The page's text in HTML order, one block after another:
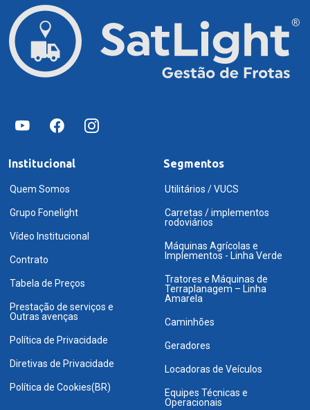
Institucional
Quem Somos
Grupo Fonelight
Vídeo Institucional
Contrato
Tabela de Preços
Prestação de serviços e
Outras avenças
Política de Privacidade
Diretivas de Privacidade
Política de Cookies(BR)
Segmentos
Utilitários / VUCS
Carretas / implementos
rodoviários
Máquinas Agrícolas e
Implementos - Linha Verde
Tratores e Máquinas de
Terraplanagem – Linha
Amarela
Caminhões
Geradores
Locadoras de Veículos
Equipes Técnicas e
Operacionais